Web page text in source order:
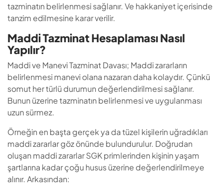
Bunun üzerine tazminatın belirlenmesi ve uygulanması
uzun sürmez.
Örneğin en başta gerçek ya da tüzel kişilerin uğradıkları
maddi zararlar göz önünde bulundurulur. Doğrudan
oluşan maddi zararlar SGK primlerinden kişinin yaşam
şartlarına kadar çoğu husus üzerine değerlendirilmeye
alınır. Arkasından:
Dava sürecinde kusur oranlarının belirlenmesine özen
gösterilir.
Kusur gibi maluliyete karşı da oran hesaplamalarına
geçilir.
Ve ortaya çıkan bu oranlara karşı tazminatın belirlenmesi
uzun sürmez. Görüldüğü üzere matematiksel olacak